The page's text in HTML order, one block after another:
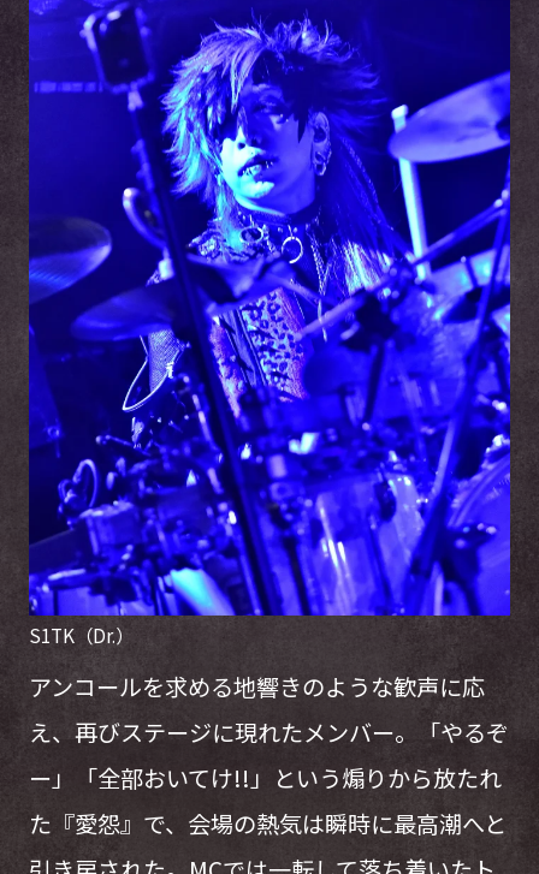
S1TK（Dr.）
アンコールを求める地響きのような歓声に応
え、再びステージに現れたメンバー。「やるぞ
ー」「全部おいてけ!!」という煽りから放たれ
た『愛怨』で、会場の熱気は瞬時に最高潮へと